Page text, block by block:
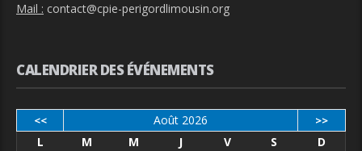
Mail : contact@cpie-perigordlimousin.org
CALENDRIER DES ÉVÉNEMENTS
<< Août 2026 >>
L M M J V S
D